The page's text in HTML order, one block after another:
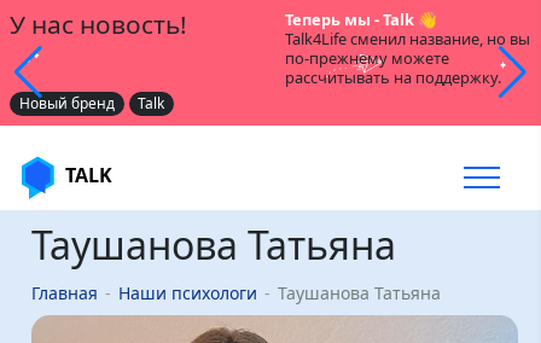
У нас новость!
Теперь мы - Talk 👋
Talk4Life сменил название, но вы
по-прежнему можете
рассчитывать на поддержку.
Новый бренд Talk
TALK
Таушанова Татьяна
Главная Наши психологи Таушанова Татьяна